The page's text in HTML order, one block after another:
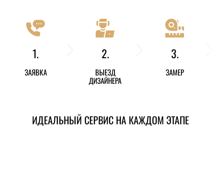
1.
ЗАЯВКА
2.
ВЫЕЗД
ДИЗАЙНЕРА
3.
ЗАМЕР
ИДЕАЛЬНЫЙ СЕРВИС НА КАЖДОМ ЭТАПЕ